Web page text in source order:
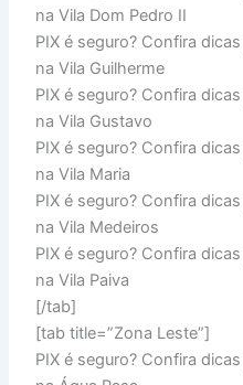
na Vila Dom Pedro II
PIX é seguro? Confira
na Vila Guilherme
PIX é seguro? Confira
na Vila Gustavo
PIX é seguro? Confira
na Vila Maria
PIX é seguro? Confira
na Vila Medeiros
PIX é seguro? Confira
na Vila Paiva
[/tab]
[tab title=”Zona Leste”]
PIX é seguro? Confira